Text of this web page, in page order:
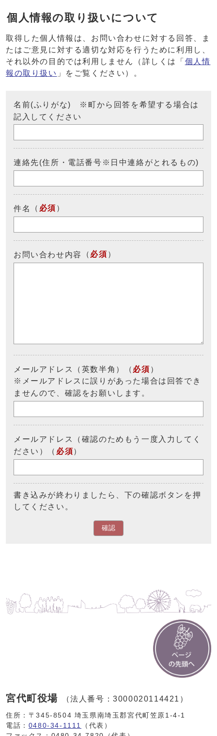
個人情報の取り扱いについて
取得した個人情報は、お問い合わせに対する回答、ま
たはご意見に対する適切な対応を行うために利用し、
それ以外の目的では利用しません（詳しくは「 個人情
報の取り扱い 」をご覧ください）。
名前(ふりがな) ※町から回答を希望する場合は
記入してください
連絡先(住所・電話番号※日中連絡がとれるもの)
件名 （ 必須 ）
お問い合わせ内容 （ 必須 ）
メールアドレス（英数半角）（ 必須 ）
※メールアドレスに誤りがあった場合は回答でき
ませんので、確認をお願いします。
メールアドレス（確認のためもう一度入力してく
ださい）（ 必須）
書き込みが終わりましたら、下の確認ボタンを押
してください。
確認
宮代町役場 （法人番号：3000020114421）
住所：〒345-8504 埼玉県南埼玉郡宮代町笠原1-4-1
電話： 0480-34-1111
（代表）